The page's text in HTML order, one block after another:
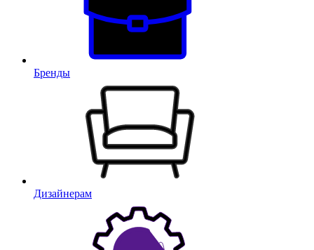
Бренды
Дизайнерам